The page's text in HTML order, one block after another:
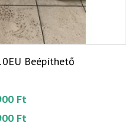
Beépíthető
Ft
Ft